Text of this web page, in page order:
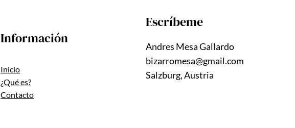
Información
Inicio
¿Qué es?
Contacto
Escríbeme
Andres Mesa Gallardo
bizarromesa@gmail.com
Salzburg, Austria